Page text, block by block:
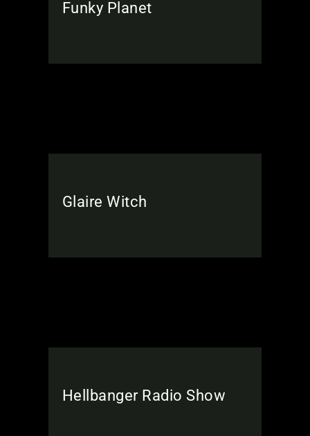
Funky Planet
Glaire Witch
Hellbanger Radio Show